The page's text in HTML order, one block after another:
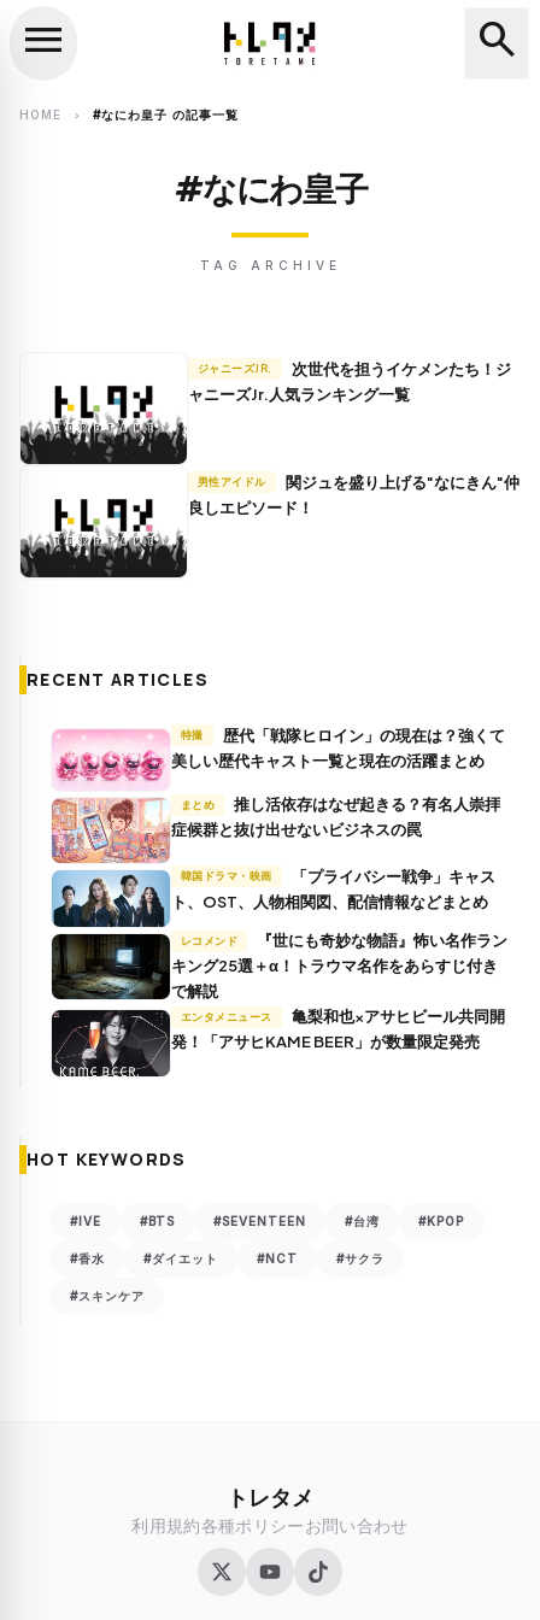
search
menu search
HOME chevron_right #なにわ皇子 の記事一覧
#なにわ皇子
TAG ARCHIVE
ジャニーズJR.
ャニーズJr.人気ランキング一覧
男性アイドル
良しエピソード！
RECENT ARTICLES
特撮
美しい歴代キャスト一覧と現在の活躍まとめ
まとめ
推し活依存はなぜ起きる？有名人崇拝
症候群と抜け出せないビジネスの罠
韓国ドラマ・映画
ト、OST、人物相関図、配信情報などまとめ
レコメンド
キング25選＋α！トラウマ名作をあらすじ付き
で解説
エンタメニュース
発！「アサヒKAME BEER」が数量限定発売
HOT KEYWORDS
#IVE #BTS #SEVENTEEN #台湾 #KPOP
#香水 #ダイエット #NCT #サクラ
#スキンケア
トレタメ
利用規約各種ポリシーお問い合わせ